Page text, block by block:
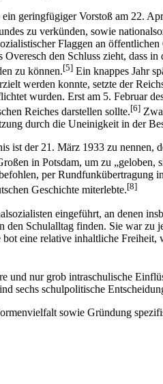
geringfügiger Vorstoß am 22.
zu verkünden, sowie
Flaggen an
den Schluss zieht, dass
zu können.[5] Ein knappes Jahr
werden konnte, setzte der
wurden. Erst am 5. Februar
Reiches darstellen sollte.[6]
durch die Uneinigkeit in der
ist der 21. März 1933 zu
in Potsdam, um zu „geloben,
per
Geschichte miterlebte.[8]
eingeführt, an denen
den Schulalltag finden. Sie war zu
eine relative inhaltliche
und nur grob intraschulische
sechs schulpolitische
sowie Gründung